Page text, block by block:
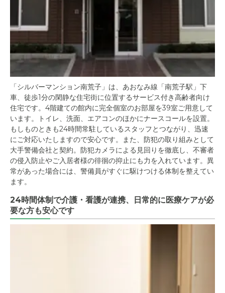
「シルバーマンション南荒子」は、あおなみ線「南荒子駅」下
車、徒歩1分の閑静な住宅街に位置するサービス付き高齢者向け
住宅です。4階建ての館内に完全個室のお部屋を39室ご用意して
います。トイレ、洗面、エアコンのほかにナースコールを設置。
もしものときも24時間常駐しているスタッフとつながり、迅速
にご対応いたしますので安心です。また、防犯の取り組みとして
大手警備会社と契約。防犯カメラによる見回りを徹底し、不審者
の侵入防止やご入居者様の徘徊の抑止にも力を入れています。異
常があった場合には、警備員がすぐに駆けつける体制を整えてい
ます。
24時間体制で介護・看護が連携、日常的に医療ケアが必
要な方も安心です